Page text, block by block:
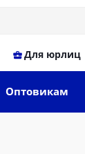
Для юрлиц
Оптовикам